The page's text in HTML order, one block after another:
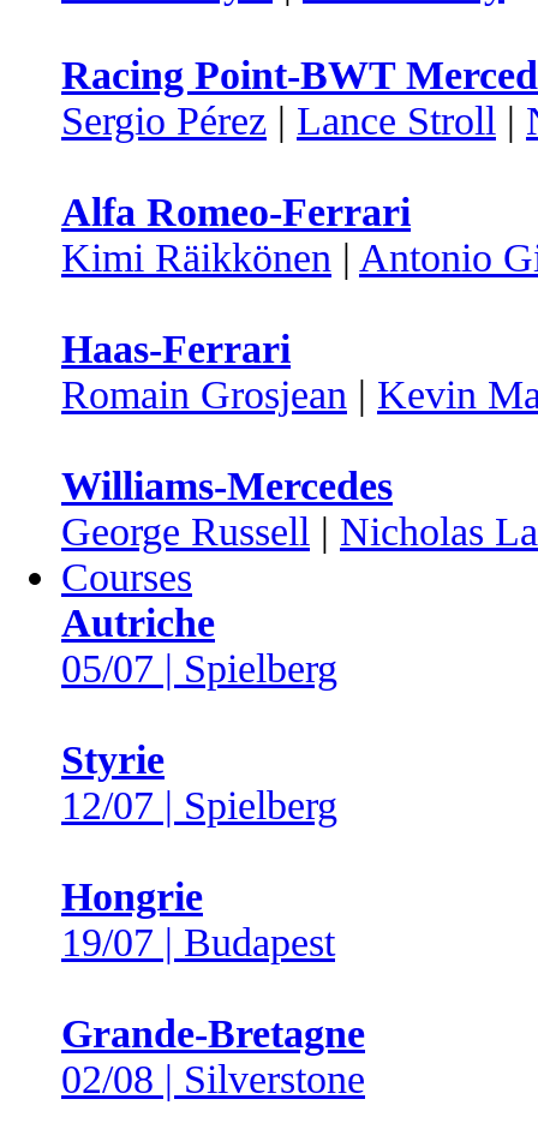
Racing Point-BWT
Sergio Pérez | Lance Stroll |
Alfa Romeo-Ferrari
Kimi Räikkönen | Antonio
Haas-Ferrari
Romain Grosjean | Kevin
Williams-Mercedes
George Russell | Nicholas
Courses
Autriche
05/07 | Spielberg
Styrie
12/07 | Spielberg
Hongrie
19/07 | Budapest
Grande-Bretagne
02/08 | Silverstone